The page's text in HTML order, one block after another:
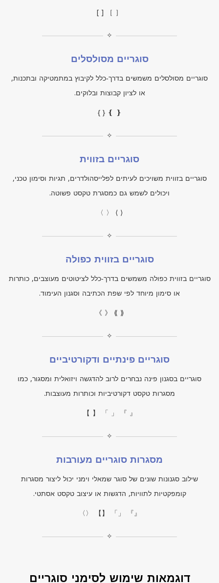
[ ] ［ ］
✧
סוגריים מסולסלים
סוגריים מסולסלים משמשים בדרך‑כלל לקיבוץ במתמטיקה ובתכנות,
או לציון קבוצות ובלוקים.
{ } ❴ ❵
✧
סוגריים בזווית
סוגריים בזווית משויכים לעיתים לפלייסהולדרים, תגיות וסימון טכני,
ויכולים לשמש גם כמסגרת טקסט פשוטה.
〈 〉 ⟨ ⟩
✧
סוגריים בזווית כפולה
סוגריים בזווית כפולה משמשים בדרך‑כלל לציטוטים מעוצבים, כותרות
או סימון מיוחד לפי שפת הכתיבה וסגנון העימוד.
《 》 ⟪ ⟫
✧
סוגריים פינתיים ודקורטיביים
סוגריים בסגנון פינה נבחרים לרוב להדגשה ויזואלית ומסגור, כמו
מסגרות טקסט דקורטיביות וכותרות מעוצבות.
【 】 「 」 『 』
✧
מסגרות סוגריים מעורבות
שילוב סגנונות שונים של סוגר שמאלי וימני יכול ליצור מסגרות
קומפקטיות לתוויות, הדגשות או עיצוב טקסט אסתטי.
〈〉 【】 「」 『』
✧
דוגמאות שימוש לסימני סוגריים